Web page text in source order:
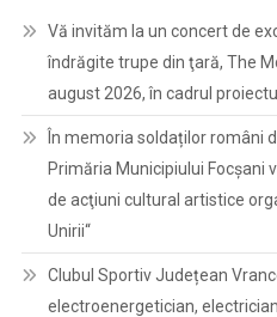
Vă invităm la un concert de
îndrăgite trupe din ţară, The
august 2026, în cadrul
În memoria soldaților români
Primăria Municipiului Focșani
de acţiuni cultural artistice
Unirii“
Clubul Sportiv Județean
electroenergetician,